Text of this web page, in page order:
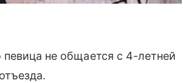
не общается с 4-летней